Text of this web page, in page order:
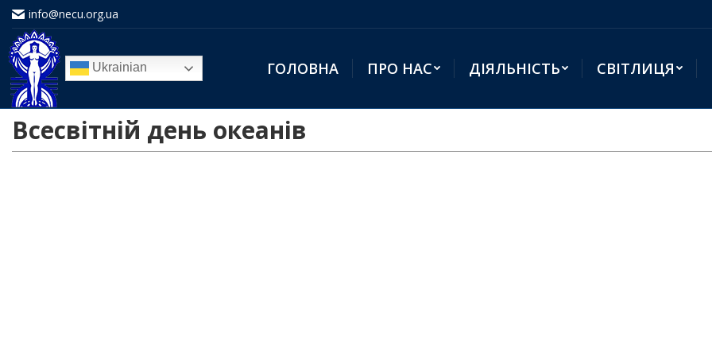
info@necu.org.ua
Ukrainian ГОЛОВНА ПРО НАС ДІЯЛЬНІСТЬ СВІТЛИЦЯ
Всесвітній день океанів